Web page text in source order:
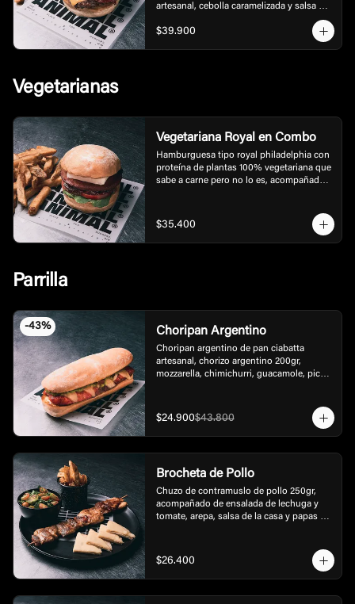
artesanal, cebolla caramelizada y salsa
$39.900
Vegetarianas
Vegetariana Royal en Combo
Hamburguesa tipo royal philadelphia con
proteína de plantas 100% vegetariana que
sabe a carne pero no lo es, acompañada
$35.400
Parrilla
-43% Choripan Argentino
Choripan argentino de pan ciabatta
artesanal, chorizo argentino 200gr,
mozzarella, chimichurri, guacamole, pico
$24.900$43.800
Brocheta de Pollo
Chuzo de contramuslo de pollo 250gr,
acompañado de ensalada de lechuga y
tomate, arepa, salsa de la casa y papas a
$26.400